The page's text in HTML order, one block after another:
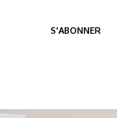
S'ABONNER